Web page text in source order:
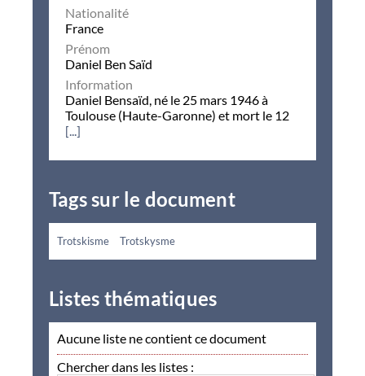
Nationalité
France
Prénom
Daniel Ben Saïd
Information
Daniel Bensaïd, né le 25 mars 1946 à
Toulouse (Haute-Garonne) et mort le 12
[...]
Tags sur le document
Trotskisme Trotskysme
Listes thématiques
Aucune liste ne contient ce document
Chercher dans les listes :